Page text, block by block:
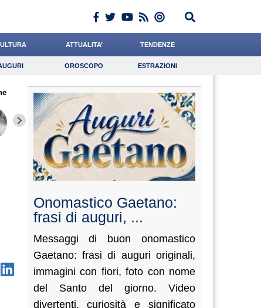
ATTUALITA’ TENDENZE
Auguri Oroscopo Estrazioni
Lavoro Psicologia
OROSCOPO ESTRAZIONI
Cocchi Algeri de Durante Baietti Crepet
Onomastico Gaetano:
frasi di auguri, ...
Messaggi di buon onomastico
Gaetano: frasi di auguri originali,
immagini con fiori, foto con nome
del Santo del giorno. Video
divertenti, curiosità e significato